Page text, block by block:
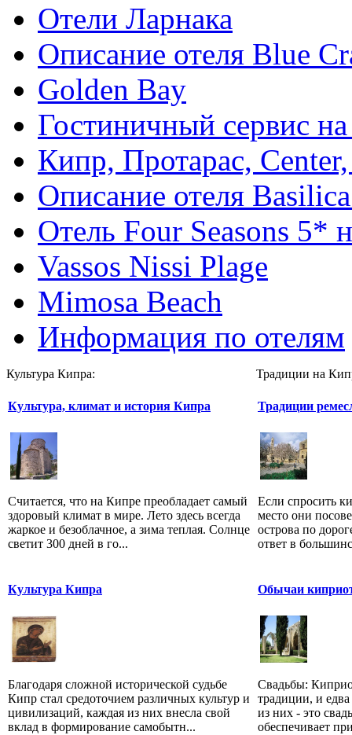
Отели Ларнака
Описание отеля Blue
Golden Bay
Гостиничный сервис
Кипр, Протарас,
Описание отеля
Отель Four Seasons 5*
Vassos Nissi Plage
Mimosa Beach
Информация по отелям
Культура Кипра:
Культура, климат и история Кипра
Считается, что на Кипре преобладает самый
здоровый климат в мире. Лето здесь всегда
жаркое и безоблачное, а зима теплая. Солнце
светит 300 дней в го...
Культура Кипра
Благодаря сложной исторической судьбе
Кипр стал средоточием различных культур и
цивилизаций, каждая из них внесла свой
вклад в формирование самобытн...
Традиции на
Традиции
Если спросить
место они
острова по
ответ в
Обычаи
Свадьбы:
традиции, и
из них - это
обеспечивает